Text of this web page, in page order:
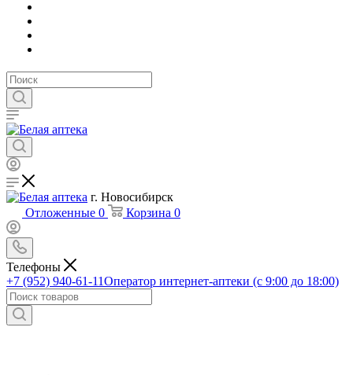
г. Новосибирск
Отложенные 0 Корзина 0
Телефоны
+7 (952) 940-61-11Оператор интернет-аптеки (с 9:00 до 18:00)